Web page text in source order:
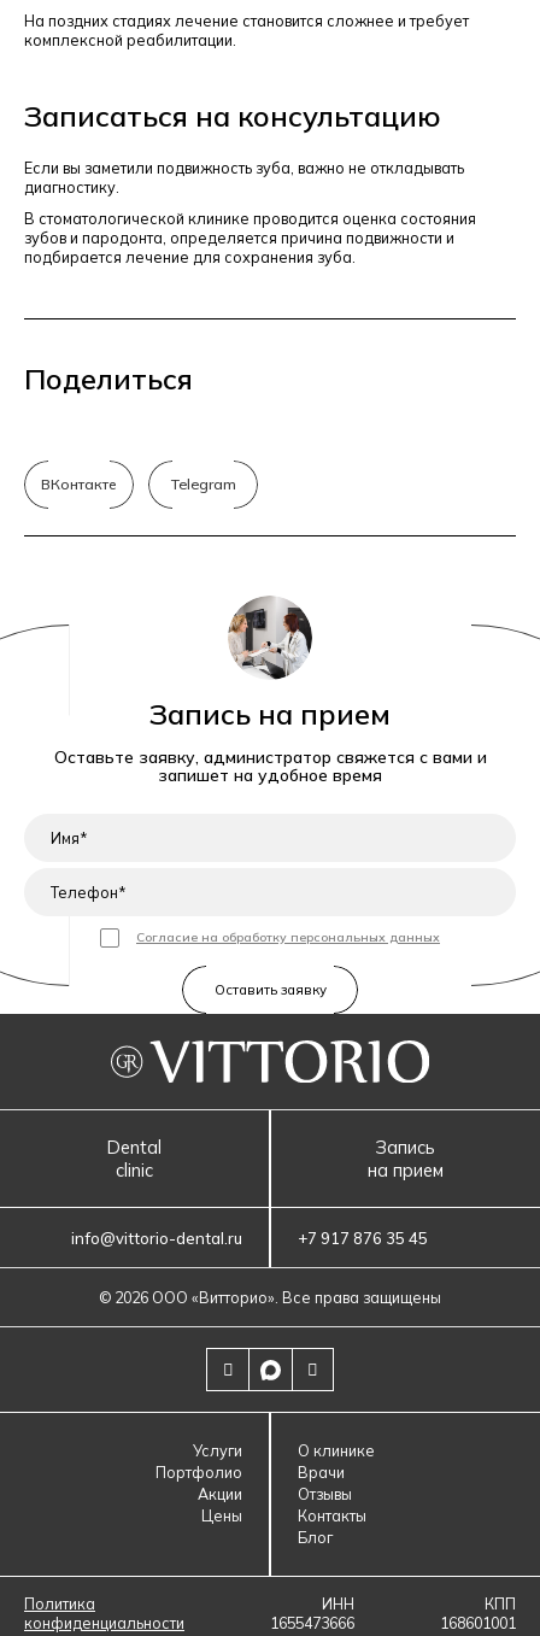
На поздних стадиях лечение становится сложнее и требует
комплексной реабилитации.
Записаться на консультацию
Если вы заметили подвижность зуба, важно не откладывать
диагностику.
В стоматологической клинике проводится оценка состояния
зубов и пародонта, определяется причина подвижности и
подбирается лечение для сохранения зуба.
Поделиться
ВКонтакте Telegram
Запись на прием
Оставьте заявку, администратор свяжется с вами и
запишет на удобное время
Согласие на обработку персональных данных
Dental
clinic
Запись
на прием
info@vittorio-dental.ru +7 917 876 35 45
© 2026 ООО «‎Витторио»‎. Все права защищены
Услуги
Портфолио
Акции
Цены
О клинике
Врачи
Отзывы
Контакты
Блог
Политика
конфиденциальности
ИНН
1655473666
КПП
168601001